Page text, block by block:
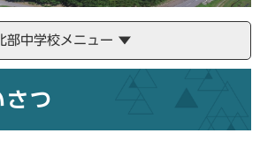
部中学校メニュー
さつ